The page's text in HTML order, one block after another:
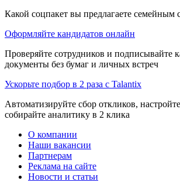
Какой соцпакет вы предлагаете семейным
Оформляйте кандидатов онлайн
Проверяйте сотрудников и подписывайте
документы без бумаг и личных встреч
Ускорьте подбор в 2 раза с Talantix
Автоматизируйте сбор откликов,
собирайте аналитику в 2 клика
О компании
Наши вакансии
Партнерам
Реклама на сайте
Новости и статьи